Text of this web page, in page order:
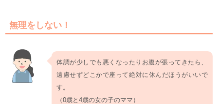
無理をしない！
体調が少しでも悪くなったりお腹が張ってきたら、
遠慮せずどこかで座って絶対に休んだほうがいいで
す。
（0歳と4歳の女の子のママ）